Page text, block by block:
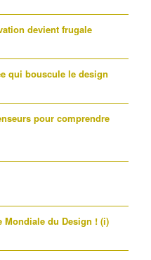
devient frugale
qui bouscule le design
pour comprendre
du Design ! (i)